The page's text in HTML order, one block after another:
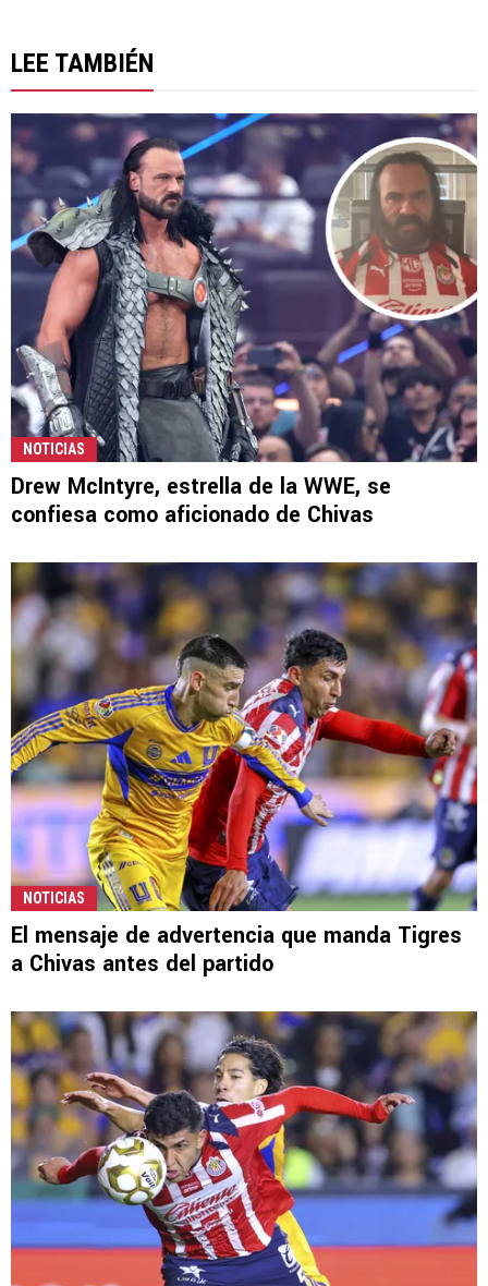
LEE TAMBIÉN
NOTICIAS
Drew McIntyre, estrella de la WWE, se
confiesa como aficionado de Chivas
NOTICIAS
El mensaje de advertencia que manda Tigres
a Chivas antes del partido